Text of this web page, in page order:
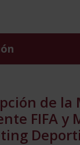
de la
FIFA y